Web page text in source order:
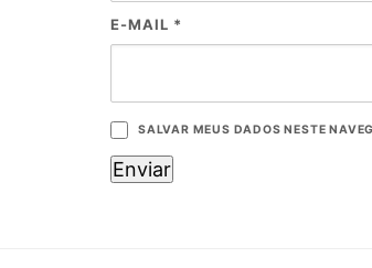
E-MAIL *
SALVAR MEUS DADOS NESTE